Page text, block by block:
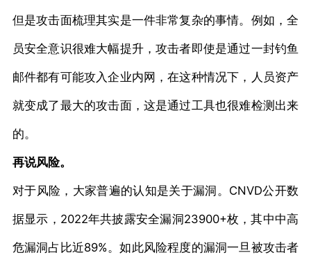
但是攻击面梳理其实是一件非常复杂的事情。例如，全
员安全意识很难大幅提升，攻击者即使是通过一封钓鱼
邮件都有可能攻入企业内网，在这种情况下，人员资产
就变成了最大的攻击面，这是通过工具也很难检测出来
的。
再说风险。
对于风险，大家普遍的认知是关于漏洞。CNVD公开数
据显示，2022年共披露安全漏洞23900+枚，其中中高
危漏洞占比近89%。如此风险程度的漏洞一旦被攻击者